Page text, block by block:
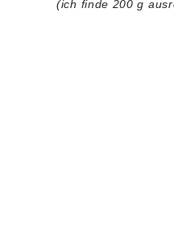
(ich finde 200 g